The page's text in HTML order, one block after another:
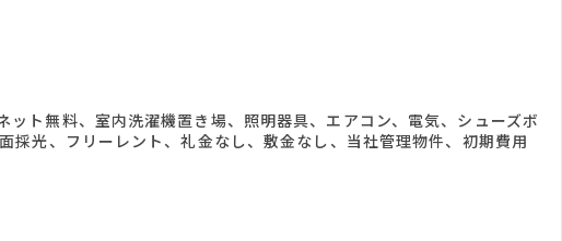
ト無料、室内洗濯機置き場、照明器具、エアコン、電気、シューズボ
光、フリーレント、礼金なし、敷金なし、当社管理物件、初期費用